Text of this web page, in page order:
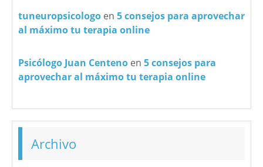
tuneuropsicologo en 5 consejos para aprovechar
al máximo tu terapia online
Psicólogo Juan Centeno en 5 consejos para
aprovechar al máximo tu terapia online
Archivo